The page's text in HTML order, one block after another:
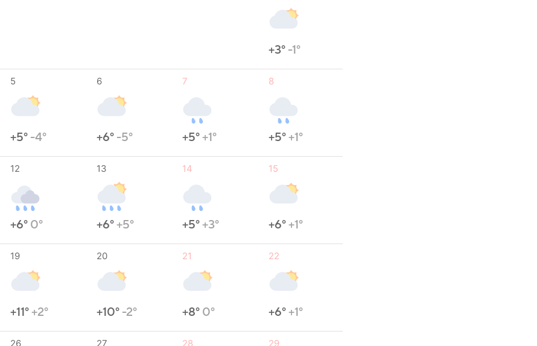
+3° -1°
5
+5° -4°
6
+6° -5°
7
+5°+1°
8
+5°+1°
12
+6° 0°
13
+6°+5°
14
+5°+3°
15
+6°+1°
19
+11°+2°
20
+10° -2°
21
+8° 0°
22
+6°+1°
26 27 28 29